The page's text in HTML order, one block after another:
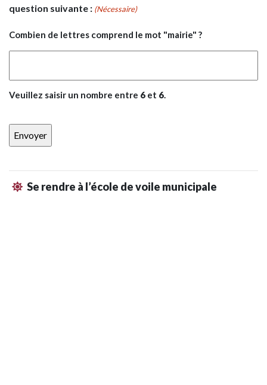
question suivante : (Nécessaire)
Combien de lettres comprend le mot "mairie" ?
Veuillez saisir un nombre entre 6 et 6.
Se rendre à l’école de voile municipale